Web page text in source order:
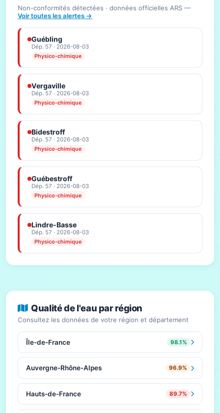
Non-conformités détectées · données officielles ARS —
Voir toutes les alertes →
Guébling
Dép. 57 · 2026-08-03
Physico-chimique
Vergaville
Dép. 57 · 2026-08-03
Physico-chimique
Bidestroff
Dép. 57 · 2026-08-03
Physico-chimique
Guébestroff
Dép. 57 · 2026-08-03
Physico-chimique
Lindre-Basse
Dép. 57 · 2026-08-03
Physico-chimique
Qualité de l'eau par région
Consultez les données de votre région et département
Île-de-France 98.1%
Auvergne-Rhône-Alpes 96.9%
Hauts-de-France 89.7%